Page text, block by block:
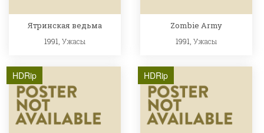
Ятринская ведьма
1991, Ужасы
Zombie Army
1991,Ужасы
HDRip HDRip